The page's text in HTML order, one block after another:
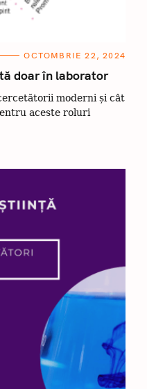
OCTOMBRIE 22, 2024
doar în laborator
moderni și cât
aceste roluri